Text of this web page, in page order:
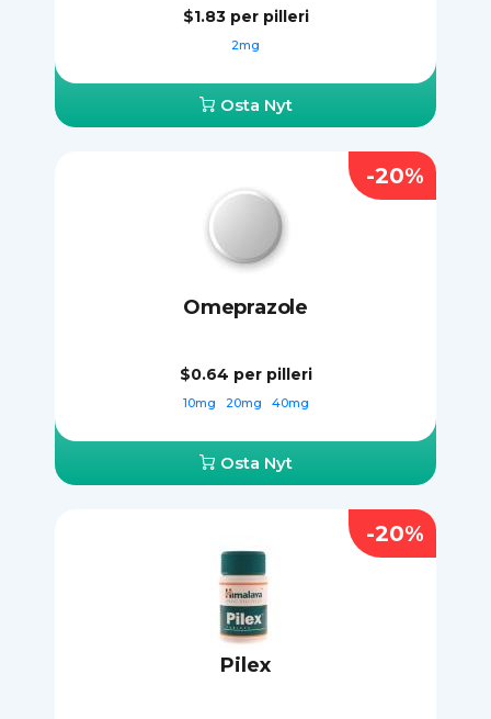
$1.83 per pilleri
2mg
Osta Nyt
Omeprazole
$0.64 per pilleri
10mg 20mg 40mg
Osta Nyt
-20%
Pilex
-20%